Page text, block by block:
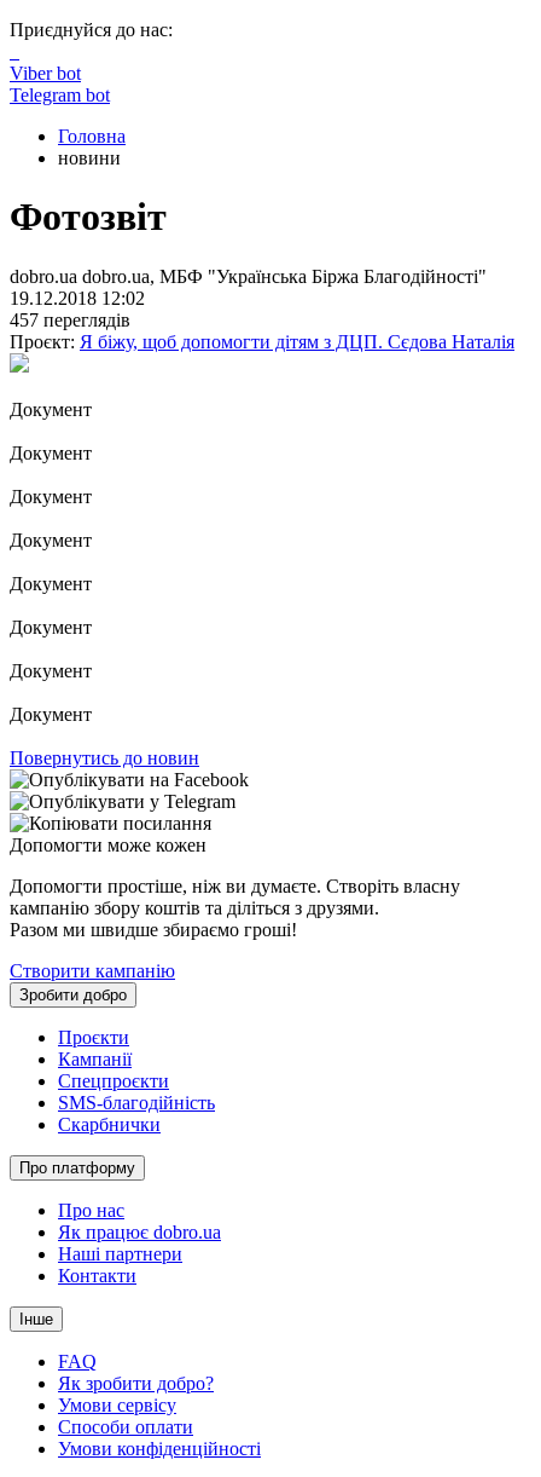
Приєднуйся до нас:
Viber bot
Telegram bot
Головна
новини
Фотозвіт
dobro.ua dobro.ua, МБФ "Українська Біржа Благодійності"
19.12.2018 12:02
457 переглядів
Проєкт: Я біжу, щоб допомогти дітям з ДЦП. Сєдова Наталія
Документ
Документ
Документ
Документ
Документ
Документ
Документ
Документ
Повернутись до новин
Допомогти може кожен
Допомогти простіше, ніж ви думаєте. Створіть власну
кампанію збору коштів та діліться з друзями.
Разом ми швидше збираємо гроші!
Створити кампанію
Зробити добро
Проєкти
Кампанії
Спецпроєкти
SMS-благодійність
Скарбнички
Про платформу
Про нас
Як працює dobro.ua
Наші партнери
Контакти
Інше
FAQ
Як зробити добро?
Умови сервісу
Способи оплати
Умови конфіденційності